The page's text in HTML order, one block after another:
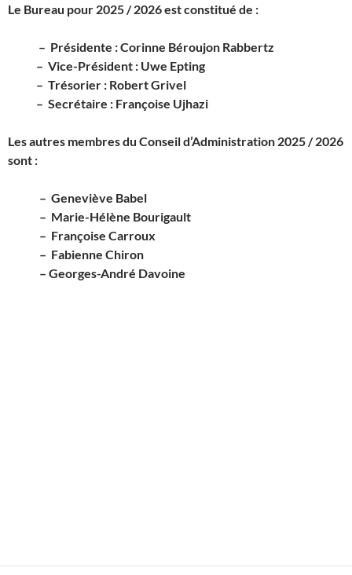
Le Bureau pour 2025 / 2026 est constitué de :
– Présidente : Corinne Béroujon Rabbertz
– Vice-Président : Uwe Epting
– Trésorier : Robert Grivel
– Secrétaire : Françoise Ujhazi
Les autres membres du Conseil d’Administration 2025 / 2026
sont :
– Geneviève Babel
– Marie-Hélène Bourigault
– Françoise Carroux
– Fabienne Chiron
– Georges-André Davoine